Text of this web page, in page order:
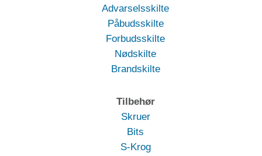
Advarselsskilte
Påbudsskilte
Forbudsskilte
Nødskilte
Brandskilte
Tilbehør
Skruer
Bits
S-Krog